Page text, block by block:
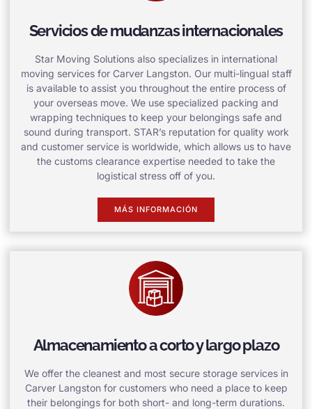
Servicios de mudanzas internacionales
Star Moving Solutions also specializes in international
moving services for Carver Langston. Our multi-lingual staff
is available to assist you throughout the entire process of
your overseas move. We use specialized packing and
wrapping techniques to keep your belongings safe and
sound during transport. STAR’s reputation for quality work
and customer service is worldwide, which allows us to have
the customs clearance expertise needed to take the
logistical stress off of you.
MÁS INFORMACIÓN
Almacenamiento a corto y largo plazo
We offer the cleanest and most secure storage services in
Carver Langston for customers who need a place to keep
their belongings for both short- and long-term durations.